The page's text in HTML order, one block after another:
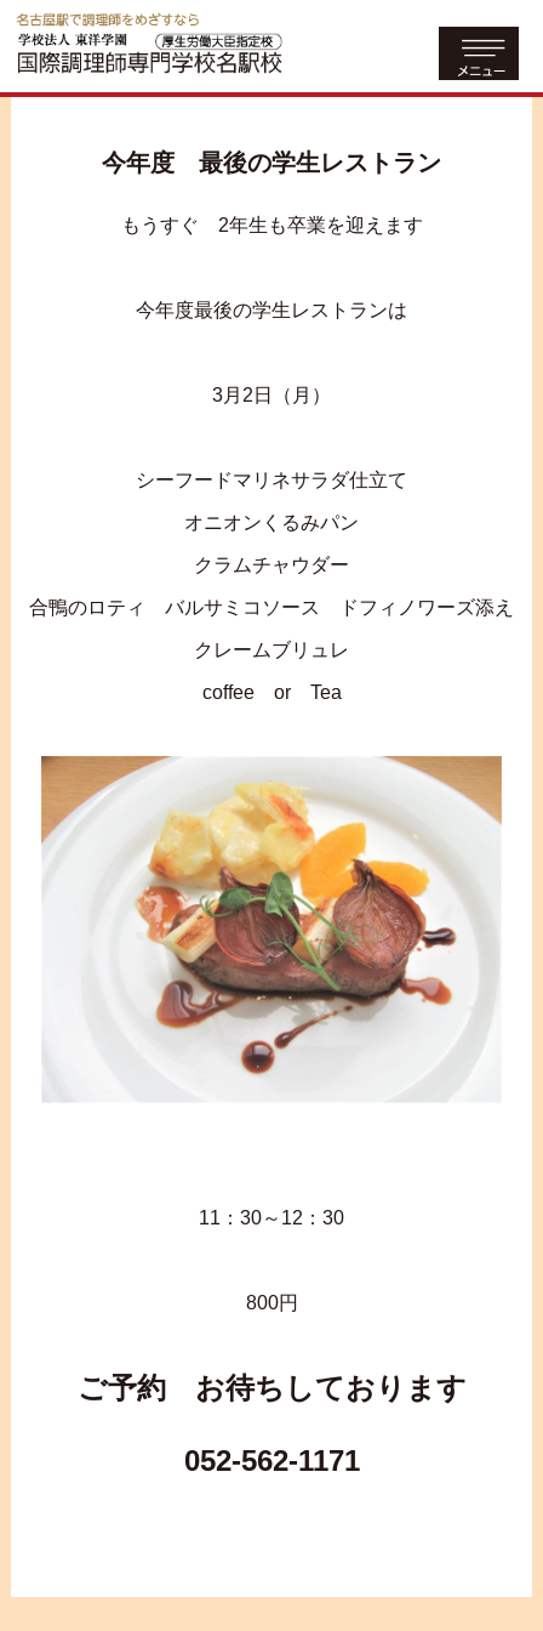
今年度 最後の学生レストラン
もうすぐ 2年生も卒業を迎えます
今年度最後の学生レストランは
3月2日（月）
シーフードマリネサラダ仕立て
オニオンくるみパン
クラムチャウダー
合鴨のロティ バルサミコソース ドフィノワーズ添え
クレームブリュレ
coffee or Tea
11：30～12：30
800円
ご予約 お待ちしております
052-562-1171